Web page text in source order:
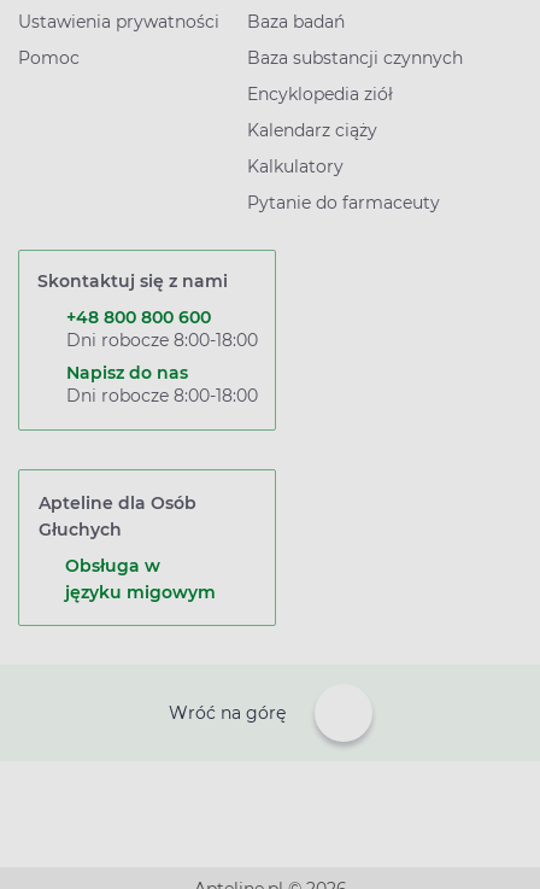
Ustawienia prywatności
Pomoc
Baza badań
Baza substancji czynnych
Encyklopedia ziół
Kalendarz ciąży
Kalkulatory
Pytanie do farmaceuty
Skontaktuj się z nami
+48 800 800 600
Dni robocze 8:00-18:00
Napisz do nas
Dni robocze 8:00-18:00
Apteline dla Osób
Głuchych
Obsługa w
języku migowym
Wróć na górę